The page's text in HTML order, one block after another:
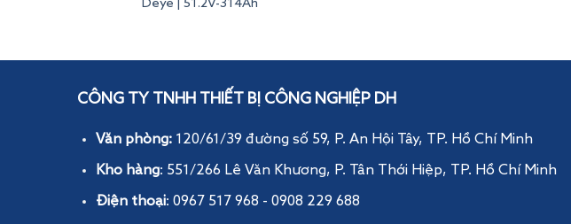
Deye | 51.2V-314Ah
CÔNG TY TNHH THIẾT BỊ CÔNG NGHIỆP DH
Văn phòng: 120/61/39 đường số 59, P. An Hội Tây, TP. Hồ Chí Minh
Kho hàng: 551/266 Lê Văn Khương, P. Tân Thới Hiệp, TP. Hồ Chí Minh
Điện thoại: 0967 517 968 - 0908 229 688